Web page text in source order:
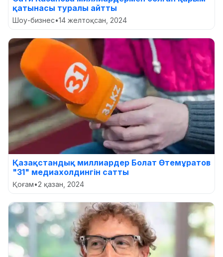
қатынасы туралы айтты
Шоу-бизнес•14 желтоқсан, 2024
Қазақстандық миллиардер Болат Өтемұратов
"31" медиахолдингін сатты
Қоғам•2 қазан, 2024